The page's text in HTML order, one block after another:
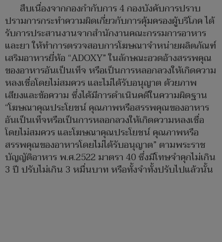
สืบเนื่องจากกองกำกับการ 4 กองบังคับการปราบ
ปรามการกระทำความผิดเกี่ยวกับการคุ้มครองผู้บริโภค ได้
รับการประสานงานจากสำนักงานคณะกรรมการอาหาร
และยา ให้ทำการตรวจสอบการโฆษณาจำหน่ายผลิตภัณฑ์
เสริมอาหารยี่ห้อ “ADOXY” ในลักษณะอวดอ้างสรรพคุณ
ของอาหารอันเป็นเท็จ หรือเป็นการหลอกลวงให้เกิดความ
หลงเชื่อโดยไม่สมควร และไม่ได้รับอนุญาต ด้วยภาพ
เสียงและข้อความ ซึ่งได้มีการดำเนินคดีในความผิดฐาน
“โฆษณาคุณประโยชน์ คุณภาพหรือสรรพคุณของอาหาร
อันเป็นเท็จหรือเป็นการหลอกลวงให้เกิดความหลงเชื่อ
โดยไม่สมควร และโฆษณาคุณประโยชน์ คุณภาพหรือ
สรรพคุณของอาหารโดยไม่ได้รับอนุญาต” ตามพระราช
บัญญัติอาหาร พ.ศ.2522 มาตรา 40 ซึ่งมีโทษจำคุกไม่เกิน
3 ปี ปรับไม่เกิน 3 หมื่นบาท หรือทั้งจำทั้งปรับไปแล้วนั้น